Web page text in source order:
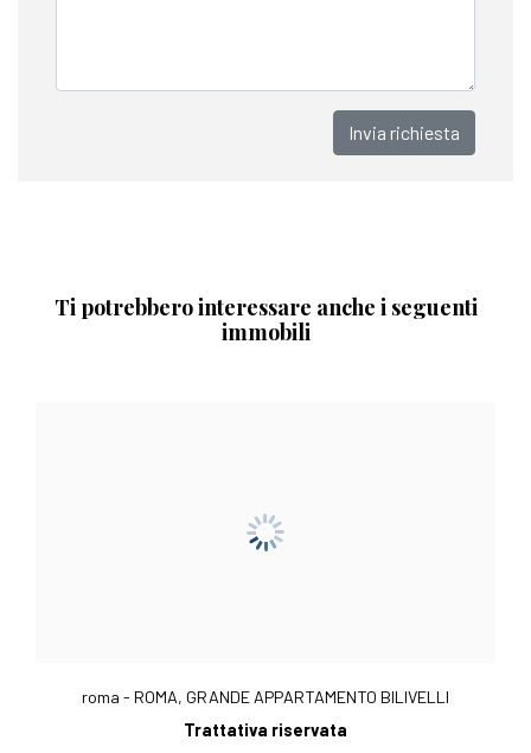
Invia richiesta
Ti potrebbero interessare anche i seguenti
immobili
roma - ROMA, GRANDE APPARTAMENTO BILIVELLI
Trattativa riservata